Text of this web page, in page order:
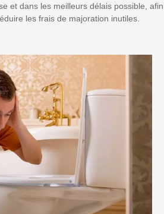
et dans les meilleurs délais possible, afin
les frais de majoration inutiles.